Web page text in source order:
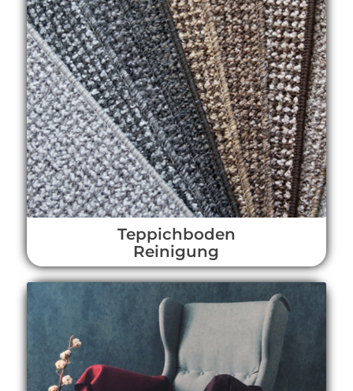
Teppichboden
Reinigung